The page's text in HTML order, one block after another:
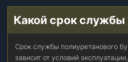
Какой срок службы
Срок службы полиуретанового
зависит от условий